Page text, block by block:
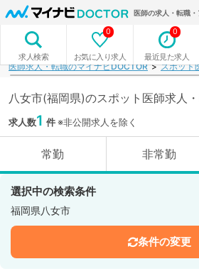
医師の求人・転職
求人検索 お気に入り求人
0
最近見た求人
0
医師求人・転職のマイナビDOCTOR スポット
八女市(福岡県)のスポット医師求人
求人数1 件※非公開求人を除く
常勤 非常勤
選択中の検索条件
福岡県八女市
条件の変更